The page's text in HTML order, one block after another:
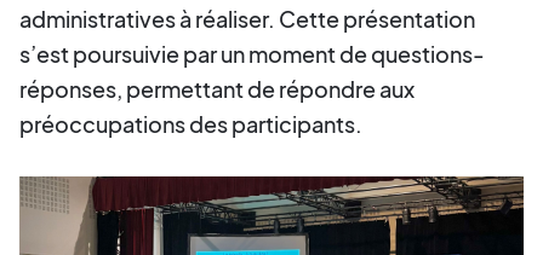
administratives à réaliser. Cette présentation
s’est poursuivie par un moment de questions-
réponses, permettant de répondre aux
préoccupations des participants.